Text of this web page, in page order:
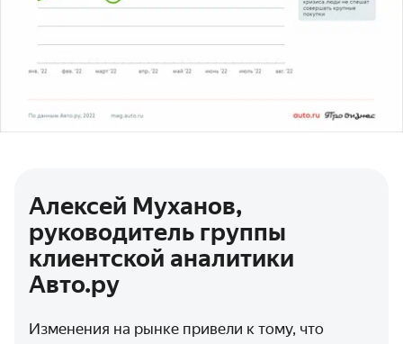
Алексей Муханов,
руководитель группы
клиентской аналитики
Авто.ру
Изменения на рынке привели к тому, что